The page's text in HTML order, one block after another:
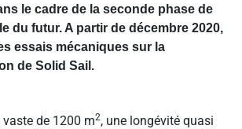
le cadre de la seconde phase de
du futur. A partir de décembre 2020,
essais mécaniques sur la
de Solid Sail.
de 1200 m2, une longévité quasi